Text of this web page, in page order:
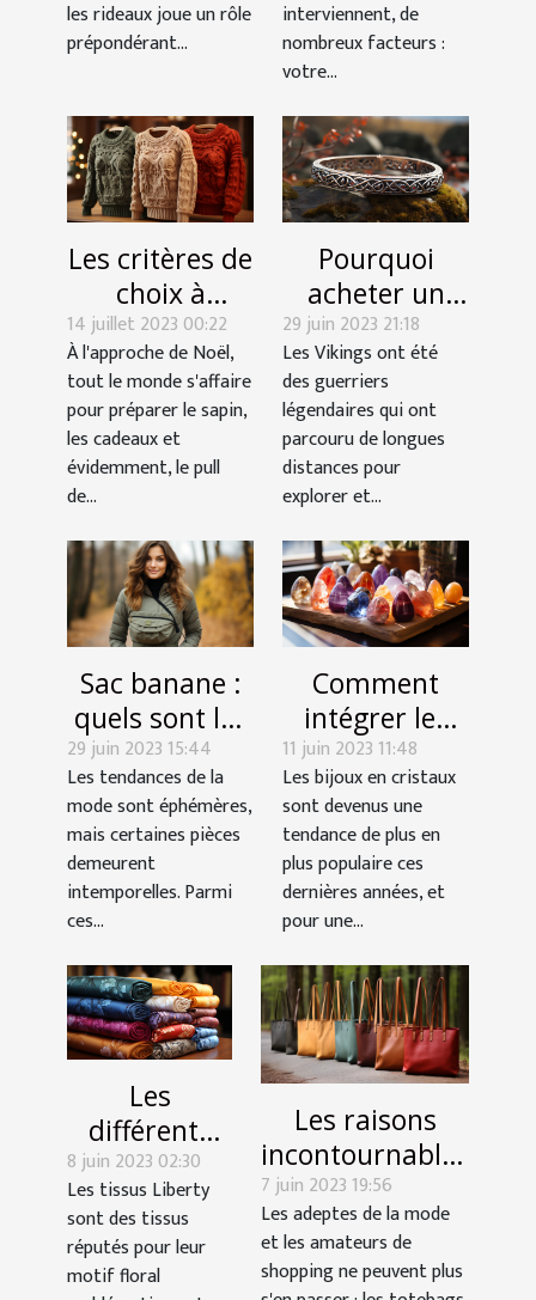
les rideaux joue un rôle
prépondérant...
interviennent, de
nombreux facteurs :
votre...
Les critères de
choix à
considérer
pour choisir
un bon pull de
Noël
14 juillet 2023 00:22
À l'approche de Noël,
tout le monde s'affaire
pour préparer le sapin,
les cadeaux et
évidemment, le pull
de...
Pourquoi
acheter un
bracelet
Viking ?
29 juin 2023 21:18
Les Vikings ont été
des guerriers
légendaires qui ont
parcouru de longues
distances pour
explorer et...
Sac banane :
quels sont les
avantages de
choisir cet
accessoire de
mode ?
29 juin 2023 15:44
Les tendances de la
mode sont éphémères,
mais certaines pièces
demeurent
intemporelles. Parmi
ces...
Comment
intégrer les
cristaux dans
votre style
personnel ?
11 juin 2023 11:48
Les bijoux en cristaux
sont devenus une
tendance de plus en
plus populaire ces
dernières années, et
pour une...
Les
différents
types de
tissus
Liberty
8 juin 2023 02:30
Les tissus Liberty
sont des tissus
réputés pour leur
motif floral
Les raisons
incontournables
d’acquérir un
totebag à la
mode
7 juin 2023 19:56
Les adeptes de la mode
et les amateurs de
shopping ne peuvent plus